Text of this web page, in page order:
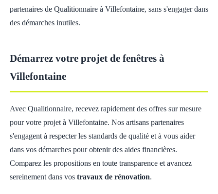
partenaires de Qualitionnaire à Villefontaine, sans s'engager dans
des démarches inutiles.
Démarrez votre projet de fenêtres à
Villefontaine
Avec Qualitionnaire, recevez rapidement des offres sur mesure
pour votre projet à Villefontaine. Nos artisans partenaires
s'engagent à respecter les standards de qualité et à vous aider
dans vos démarches pour obtenir des aides financières.
Comparez les propositions en toute transparence et avancez
sereinement dans vos travaux de rénovation.